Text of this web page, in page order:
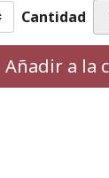
Cantidad
Añadir a la